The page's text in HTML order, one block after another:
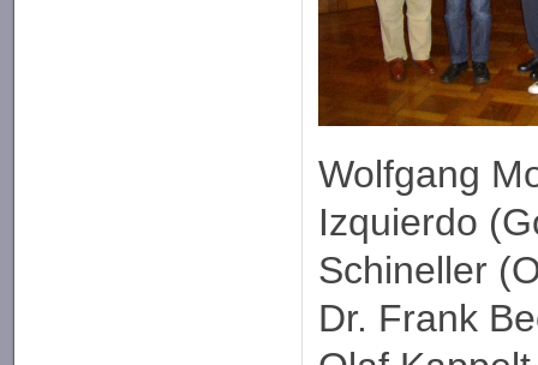
Wolfgang
Izquierdo
Schineller
Dr. Frank